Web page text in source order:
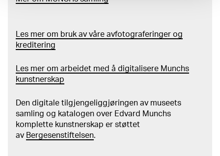
Les mer om bruk av våre avfotograferinger og
kreditering
Les mer om arbeidet med å digitalisere Munchs
kunstnerskap
Den digitale tilgjengeliggjøringen av museets
samling og katalogen over Edvard Munchs
komplette kunstnerskap er støttet
av Bergesenstiftelsen.